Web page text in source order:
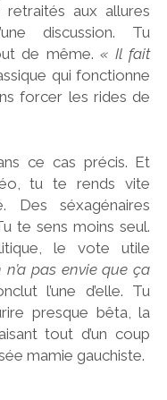
aux allures
discussion. Tu
de même. « Il fait
qui fonctionne
forcer les rides de
ce cas précis. Et
tu te rends vite
séxagénaires
te sens moins seul.
le vote utile
n’a pas envie que ça
l’une d’elle. Tu
presque bêta, la
tout d’un coup
mamie gauchiste.